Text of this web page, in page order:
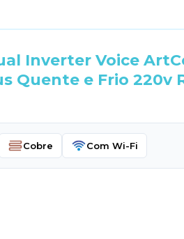
Inverter Voice
Quente e Frio 220v
Cobre Com Wi-Fi